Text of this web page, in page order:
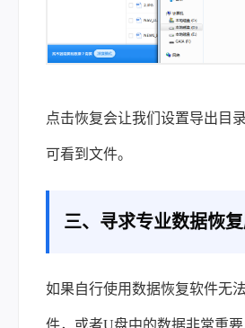
点击恢复会让我们设置导出目
可看到文件。
三、寻求专业数据恢
如果自行使用数据恢复软件无